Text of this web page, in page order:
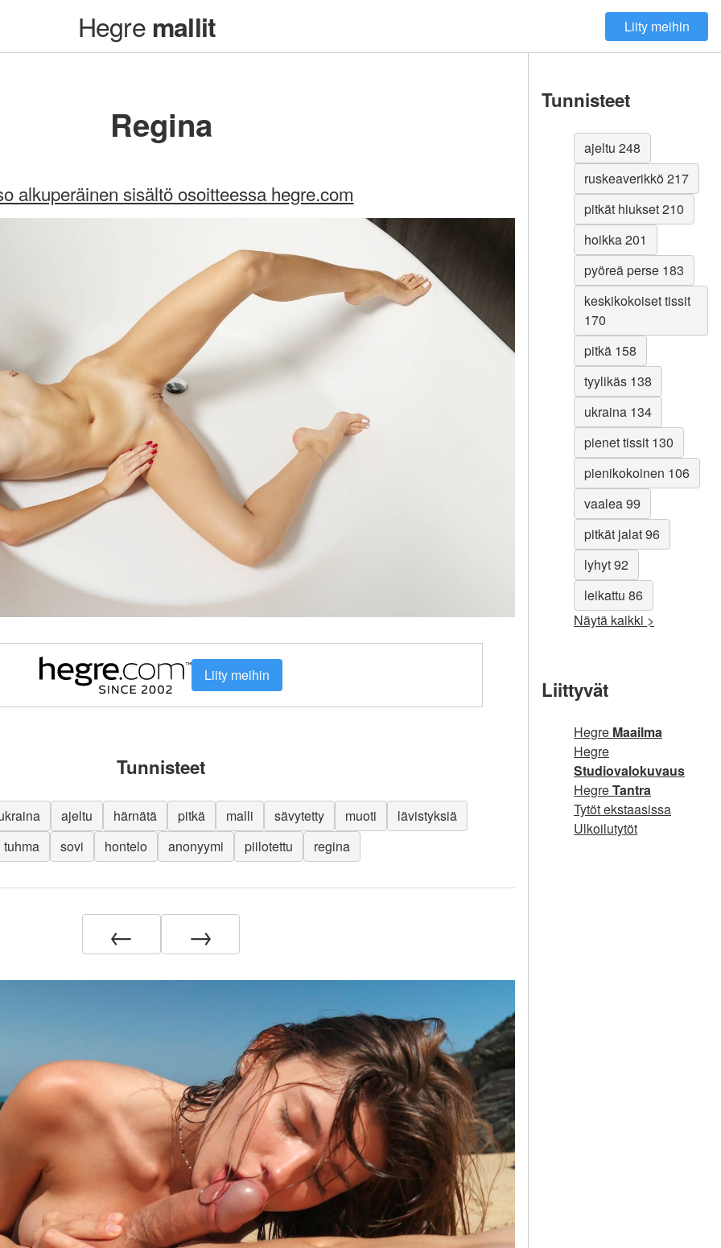
Hegre mallit Liity meihin
Regina
alkuperäinen sisältö osoitteessa hegre.com
Liity meihin
Tunnisteet
ajeltu härnätä pitkä malli sävytetty muoti
lävistyksiä
tuhma
sovi hontelo anonyymi piilotettu regina
← →
Tunnisteet
ajeltu 248
ruskeaverikkö 217
pitkät hiukset 210
hoikka 201
pyöreä perse 183
keskikokoiset tissit
170
pitkä 158
tyylikäs 138
ukraina 134
pienet tissit 130
pienikokoinen 106
vaalea 99
pitkät jalat 96
lyhyt 92
leikattu 86
Näytä kaikki >
Liittyvät
Hegre Maailma
Hegre
Studiovalokuvaus
HegreTantra
Tytöt ekstaasissa
Ulkoilutytöt